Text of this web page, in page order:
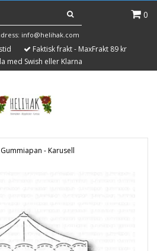
0
info@helihak.com
Faktisk frakt - MaxFrakt 89 kr
med Swish eller Klarna
Gummiapan - Karusell